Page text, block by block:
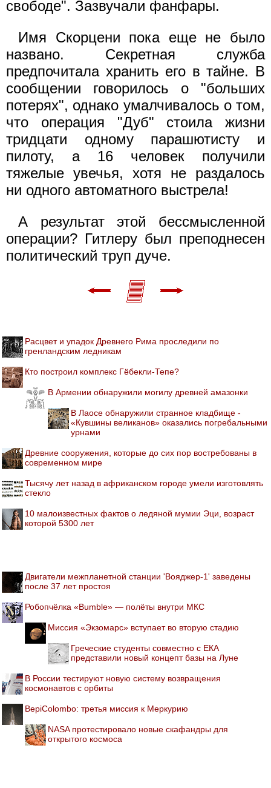
свободе". Зазвучали фанфары.
Имя Скорцени пока еще не было
названо. Секретная служба
предпочитала хранить его в тайне. В
сообщении говорилось о "больших
потерях", однако умалчивалось о том,
что операция "Дуб" стоила жизни
тридцати одному парашютисту и
пилоту, а 16 человек получили
тяжелые увечья, хотя не раздалось
ни одного автоматного выстрела!
А результат этой бессмысленной
операции? Гитлеру был преподнесен
политический труп дуче.
Расцвет и упадок Древнего Рима проследили по
гренландским ледникам
Кто построил комплекс Гёбекли-Тепе?
В Армении обнаружили могилу древней амазонки
В Лаосе обнаружили странное кладбище -
«Кувшины великанов» оказались погребальными
урнами
Древние сооружения, которые до сих пор востребованы в
современном мире
Тысячу лет назад в африканском городе умели изготовлять
стекло
10 малоизвестных фактов о ледяной мумии Эци, возраст
которой 5300 лет
Двигатели межпланетной станции 'Вояджер-1' заведены
после 37 лет простоя
Робопчёлка «Bumble» — полёты внутри МКС
Миссия «Экзомарс» вступает во вторую стадию
Греческие студенты совместно с ЕКА
представили новый концепт базы на Луне
В России тестируют новую систему возвращения
космонавтов с орбиты
BepiColombo: третья миссия к Меркурию
NASA протестировало новые скафандры для
открытого космоса